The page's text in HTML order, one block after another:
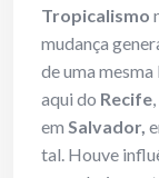
Tropicalismo
mudança
de uma
aqui do Recife
em Salvador,
tal. Houve